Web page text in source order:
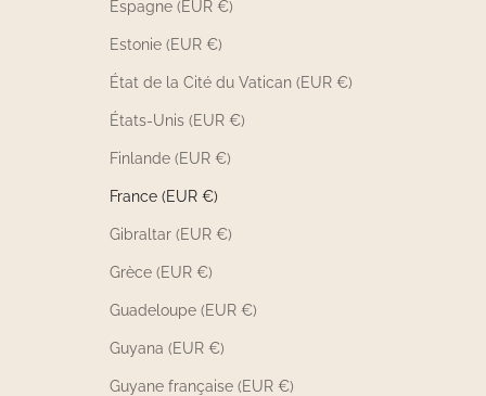
Espagne (EUR €)
Estonie (EUR €)
État de la Cité du Vatican (EUR €)
États-Unis (EUR €)
Finlande (EUR €)
France (EUR €)
Gibraltar (EUR €)
Grèce (EUR €)
Guadeloupe (EUR €)
Guyana (EUR €)
Guyane française (EUR €)